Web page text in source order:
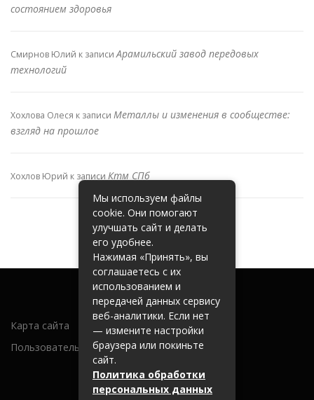
состоянием здоровья
Смирнов Юлий к записиАрамильский завод передовых
технологий
Хохлова Олеся к записи Металлы и изменения в сообществе:
взгляд на прошлое
Хохлов Юрий к записи Ктм СПб
Карта сайта
Пользовательское соглашение
Мы используем файлы
cookie. Они помогают
улучшать сайт и делать
его удобнее.
Нажимая «Принять», вы
соглашаетесь с их
использованием и
передачей данных сервису
веб-аналитики. Если нет
— измените настройки
браузера или покиньте
сайт.
Политика обработки
персональных данных